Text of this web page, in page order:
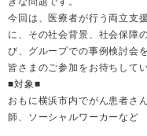
今回は、医療者が行う両立支
に、その社会背景、社会保障
び、グループでの事例検討会
皆さまのご参加をお待ちして
■対象■
おもに横浜市内でがん患者さ
師、ソーシャルワーカーなど